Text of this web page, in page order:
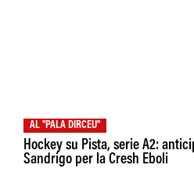
AL "PALA DIRCEU"
Hockey su Pista, serie A2:
Sandrigo per la Cresh Eboli